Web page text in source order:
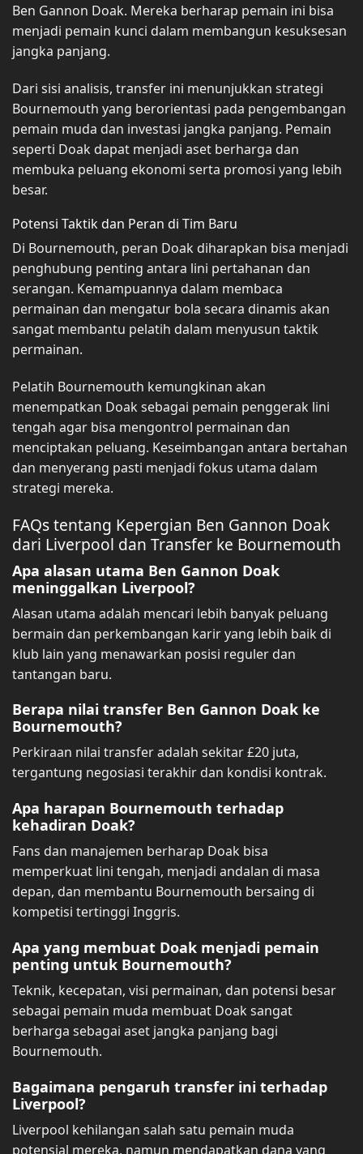
Ben Gannon Doak. Mereka berharap pemain ini bisa
menjadi pemain kunci dalam membangun kesuksesan
jangka panjang.
Dari sisi analisis, transfer ini menunjukkan strategi
Bournemouth yang berorientasi pada pengembangan
pemain muda dan investasi jangka panjang. Pemain
seperti Doak dapat menjadi aset berharga dan
membuka peluang ekonomi serta promosi yang lebih
besar.
Potensi Taktik dan Peran di Tim Baru
Di Bournemouth, peran Doak diharapkan bisa menjadi
penghubung penting antara lini pertahanan dan
serangan. Kemampuannya dalam membaca
permainan dan mengatur bola secara dinamis akan
sangat membantu pelatih dalam menyusun taktik
permainan.
Pelatih Bournemouth kemungkinan akan
menempatkan Doak sebagai pemain penggerak lini
tengah agar bisa mengontrol permainan dan
menciptakan peluang. Keseimbangan antara bertahan
dan menyerang pasti menjadi fokus utama dalam
strategi mereka.
FAQs tentang Kepergian Ben Gannon Doak
dari Liverpool dan Transfer ke Bournemouth
Apa alasan utama Ben Gannon Doak
meninggalkan Liverpool?
Alasan utama adalah mencari lebih banyak peluang
bermain dan perkembangan karir yang lebih baik di
klub lain yang menawarkan posisi reguler dan
tantangan baru.
Berapa nilai transfer Ben Gannon Doak ke
Bournemouth?
Perkiraan nilai transfer adalah sekitar £20 juta,
tergantung negosiasi terakhir dan kondisi kontrak.
Apa harapan Bournemouth terhadap
kehadiran Doak?
Fans dan manajemen berharap Doak bisa
memperkuat lini tengah, menjadi andalan di masa
depan, dan membantu Bournemouth bersaing di
kompetisi tertinggi Inggris.
Apa yang membuat Doak menjadi pemain
penting untuk Bournemouth?
Teknik, kecepatan, visi permainan, dan potensi besar
sebagai pemain muda membuat Doak sangat
berharga sebagai aset jangka panjang bagi
Bournemouth.
Bagaimana pengaruh transfer ini terhadap
Liverpool?
Liverpool kehilangan salah satu pemain muda
potensial mereka, namun mendapatkan dana yang